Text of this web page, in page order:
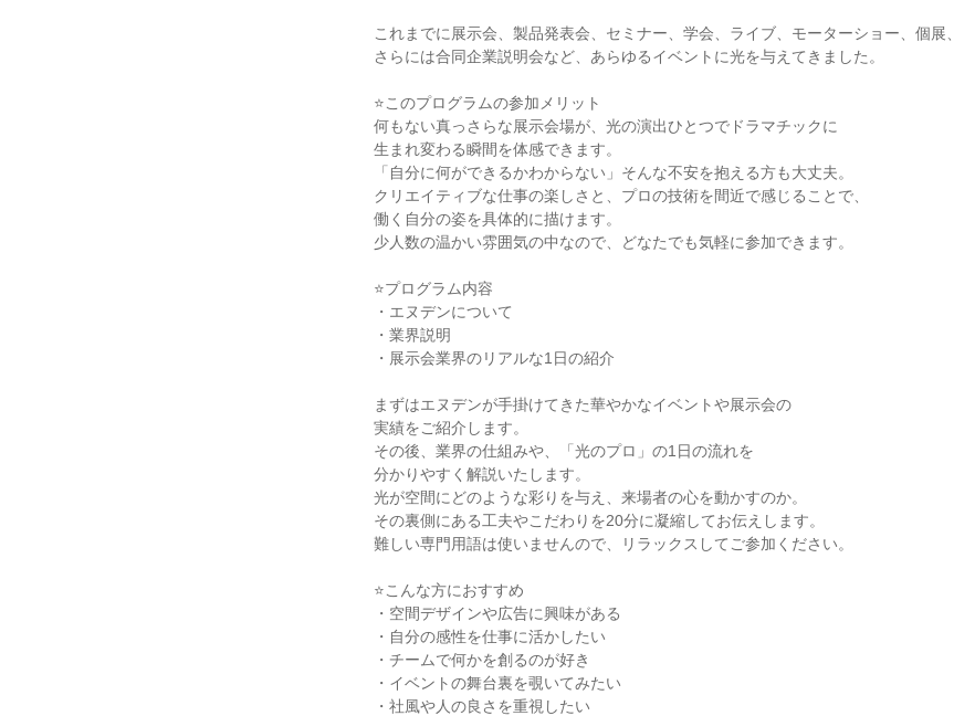
これまでに展示会、製品発表会、セミナー、学会、ライブ、モーターショー、個展、
さらには合同企業説明会など、あらゆるイベントに光を与えてきました。
⭐このプログラムの参加メリット
何もない真っさらな展示会場が、光の演出ひとつでドラマチックに
生まれ変わる瞬間を体感できます。
「自分に何ができるかわからない」そんな不安を抱える方も大丈夫。
クリエイティブな仕事の楽しさと、プロの技術を間近で感じることで、
働く自分の姿を具体的に描けます。
少人数の温かい雰囲気の中なので、どなたでも気軽に参加できます。
⭐プログラム内容
・エヌデンについて
・業界説明
・展示会業界のリアルな1日の紹介
まずはエヌデンが手掛けてきた華やかなイベントや展示会の
実績をご紹介します。
その後、業界の仕組みや、「光のプロ」の1日の流れを
分かりやすく解説いたします。
光が空間にどのような彩りを与え、来場者の心を動かすのか。
その裏側にある工夫やこだわりを20分に凝縮してお伝えします。
難しい専門用語は使いませんので、リラックスしてご参加ください。
⭐こんな方におすすめ
・空間デザインや広告に興味がある
・自分の感性を仕事に活かしたい
・チームで何かを創るのが好き
・イベントの舞台裏を覗いてみたい
・社風や人の良さを重視したい